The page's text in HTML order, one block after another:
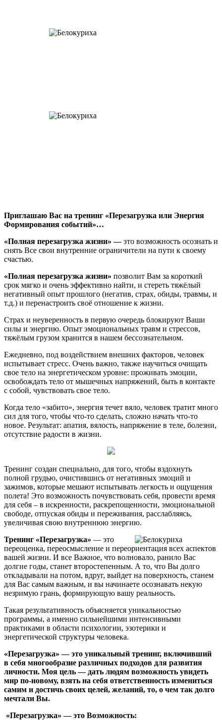
Приглашаю Вас на тренинг «Перезагрузка или Энергия
Формирования событий»…
«Полная перезагрузка жизни» —это возможность осознать и
снять Все свои внутренние ограничители на пути к своему
счастью.
«Полная перезагрузка жизни» позволит Вам за короткий
срок мягко и очень эффективно найти, и стереть тяжёлый
негативный опыт прошлого (негатив, страх, обиды, травмы, и
т.д.) и перенастроить своё отношение к жизни.
Страх и неуверенность в первую очередь блокируют Ваши
силы и энергию. Опыт эмоциональных травм и стрессов,
тяжёлым грузом хранится в нашем бессознательном.
Ежедневно, под воздействием внешних факторов, человек
испытывает стресс. Очень важно, также научиться очищать
свое тело на энергетическом уровне: проживать эмоции,
освобождать тело от мышечных напряжений, быть в контакте
с собой, чувствовать свое тело.
Когда тело «забито», энергия течет вяло, человек тратит много
сил для того, чтобы что-то сделать, сложно начать что-то
новое. Результат: апатия, вялость, напряжение в теле, болезни,
отсутствие радости в жизни.
Тренинг создан специально, для того, чтобы вздохнуть
полной грудью, очистившись от негативных эмоций и
зажимов, которые мешают испытывать легкость и ощущения
полета! Это возможность почувствовать себя, провести время
для себя – в искренности, раскрепощенности, эмоциональной
свободе, отпуская обиды и переживания, расслабляясь,
увеличивая свою внутреннюю энергию.
Тренинг «Перезагрузка» — это
переоценка, переосмысление и переориентация всех аспектов
вашей жизни. И все Важное, что волновало, ранило Вас
долгие годы, станет второстепенным. А то, что Вы долго
откладывали на потом, вдруг, выйдет на поверхность, станем
для Вас самым важным, и вы начинаете осознавать некую
незримую грань, формирующую вашу реальность.
Такая результативность объясняется уникальностью
программы, а именно сильнейшими интенсивными
практиками в области психологии, эзотерики и
энергетической структуры человека.
«Перезагрузка» — это уникальный тренинг, включивший
в себя многообразие различных подходов для развития
личности. Моя цель — дать людям возможность увидеть
мир по-новому, взять на себя ответственность измениться
самим и достичь своих целей, желаний, то, о чем так долго
мечтали Вы.
«Перезагрузка» — это Возможность: